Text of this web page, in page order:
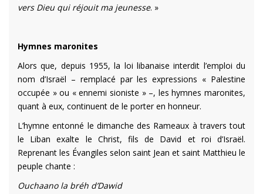
vers Dieu qui réjouit ma jeunesse. »
Hymnes maronites
Alors que, depuis 1955, la loi libanaise interdit l’emploi du
nom d’Israël – remplacé par les expressions « Palestine
occupée » ou « ennemi sioniste » –, les hymnes maronites,
quant à eux, continuent de le porter en honneur.
L’hymne entonné le dimanche des Rameaux à travers tout
le Liban exalte le Christ, fils de David et roi d’Israël.
Reprenant les Évangiles selon saint Jean et saint Matthieu le
peuple chante :
Ouchaano la bréh d’Dawid